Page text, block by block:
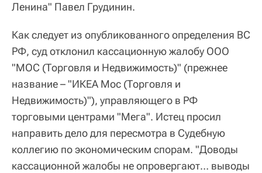
Ленина" Павел Грудинин.
Как следует из опубликованного определения ВС
РФ, суд отклонил кассационную жалобу ООО
"МОС (Торговля и Недвижимость)" (прежнее
название – "ИКЕА Мос (Торговля и
Недвижимость)"), управляющего в РФ
торговыми центрами "Мега". Истец просил
направить дело для пересмотра в Судебную
коллегию по экономическим спорам. "Доводы
кассационной жалобы не опровергают… выводы